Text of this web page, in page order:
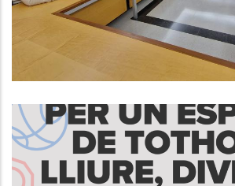
S. socials
19 De Febrer, Dia